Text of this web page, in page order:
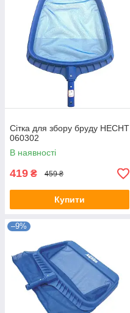
Сітка для збору бруду HECHT
060302
В наявності
419 ₴ 459 ₴
Купити
–9%